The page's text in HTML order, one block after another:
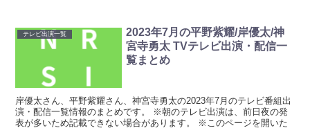
テレビ出演一覧
2023年7月の平野紫耀/岸優太/神
宮寺勇太 TVテレビ出演・配信一
覧まとめ
岸優太さん、平野紫耀さん、神宮寺勇太の2023年7月のテレビ番組出
演・配信一覧情報のまとめです。 ※朝のテレビ出演は、前日夜の発
表が多いため記載できない場合があります。 ※このページを開いた